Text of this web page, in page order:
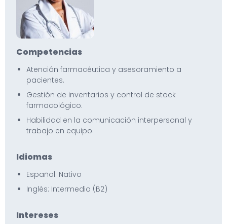
Competencias
Atención farmacéutica y asesoramiento a
pacientes.
Gestión de inventarios y control de stock
farmacológico.
Habilidad en la comunicación interpersonal y
trabajo en equipo.
Idiomas
Español: Nativo
Inglés: Intermedio (B2)
Intereses